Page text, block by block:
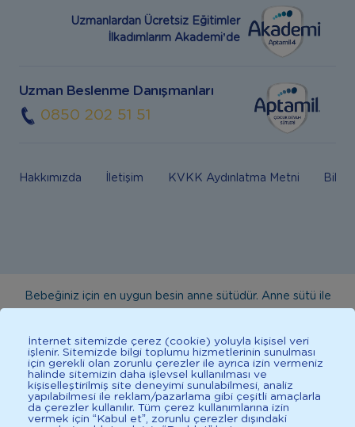
Uzmanlardan Ücretsiz Eğitimler
İlkadımlarım Akademi’de
Uzman Beslenme Danışmanları
0850 202 51 51
Hakkımızda İletişim KVKK Aydınlatma Metni Bilgi
Bebeğiniz için en uygun besin anne sütüdür. Anne sütü ile
danışınız. Bu sitede yayınlanan bilgiler hekim tavsiyesi
yerine geçmez. En doğru bilgi için doktorunuza danışınız.
Sağlıklı yaşam için dengeli, çeşitli beslenilmelidir. *D vitamini
çocuklarda bağışıklık sisteminin normal işlevine katkıda
bulunur.
İnternet sitemizde çerez (cookie) yoluyla kişisel veri
işlenir. Sitemizde bilgi toplumu hizmetlerinin sunulması
için gerekli olan zorunlu çerezler ile ayrıca izin vermeniz
halinde sitemizin daha işlevsel kullanılması ve
kişiselleştirilmiş site deneyimi sunulabilmesi, analiz
yapılabilmesi ile reklam/pazarlama gibi çeşitli amaçlarla
da çerezler kullanılır. Tüm çerez kullanımlarına izin
vermek için “Kabul et”, zorunlu çerezler dışındaki